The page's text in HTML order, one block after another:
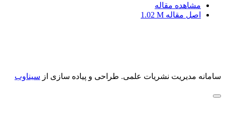
مشاهده مقاله
اصل مقاله 1.02 M
سامانه مدیریت نشریات علمی. طراحی و پیاده سازی از سیناوب